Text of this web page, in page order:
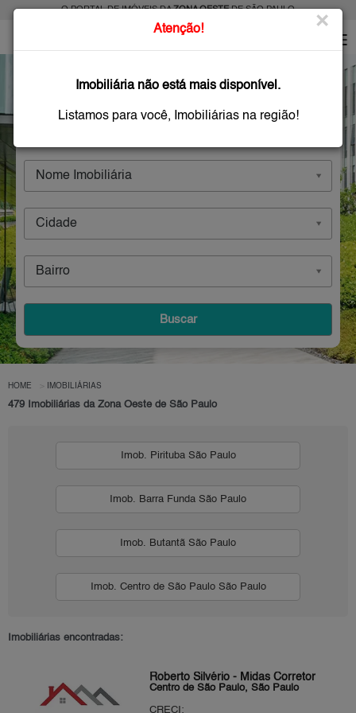
O PORTAL DE IMÓVEIS DAZONA OESTEDE SÃO PAULO
Imobiliárias
Nome Imobiliária
Cidade
Bairro
Buscar
HOME IMOBILIÁRIAS
479 Imobiliárias da Zona Oeste de São Paulo
Imob. Pirituba São Paulo
Imob. Barra Funda São Paulo
Imob. Butantã São Paulo
Imob. Centro de São Paulo São Paulo
Imobiliárias encontradas:
Roberto Silvério - Midas Corretor
Centro de São Paulo, São Paulo
CRECI:
Atenção! ×
Imobiliária não está mais disponível.
Listamos para você, Imobiliárias na região!